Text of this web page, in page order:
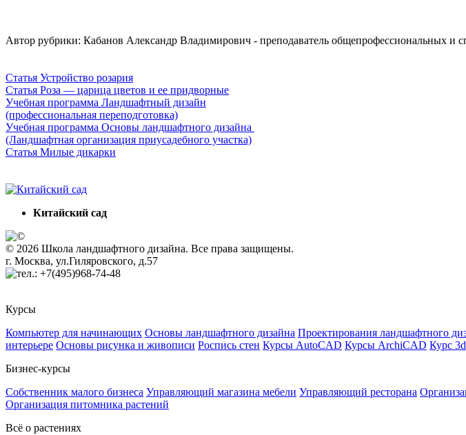
Автор рубрики: Кабанов Александр Владимирович - преподаватель общепрофессиональных
Статья Устройство розария
Статья Роза — царица цветов и ее придворные
Учебная программа Ландшафтный дизайн
(профессиональная переподготовка)
Учебная программа Основы ландшафтного дизайна
(Ландшафтная организация приусадебного участка)
Статья Милые дикарки
Китайский сад
© 2026 Школа ландшафтного дизайна. Все права защищены.
г. Москва, ул.Гиляровского, д.57
+7(495)968-74-48
Курсы
Компьютер для начинающих Основы ландшафтного дизайна Проектирования ландшафтного
интерьере Основы рисунка и живописи Роспись стен Курсы AutoCAD Курсы ArchiCAD Курс
Бизнес-курсы
Собственник малого бизнеса Управляющий магазина мебели Управляющий ресторана
Организация питомника растений
Всё о растениях